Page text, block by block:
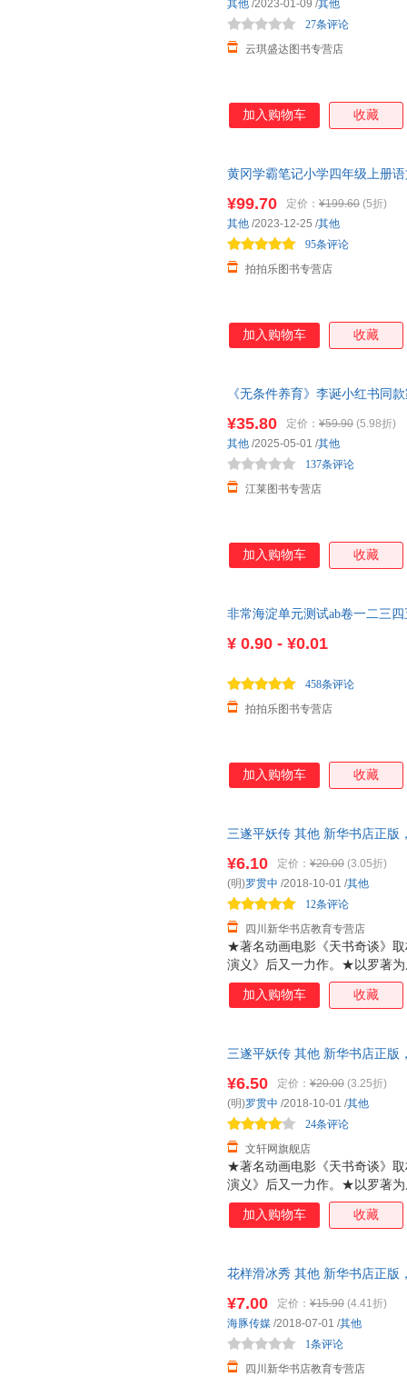
云琪盛达图书专营店
27条评论
其他 /2023-01-09 /其他
加入购物车 收藏
黄冈学霸笔记小学四年级上册
¥99.70 定价： ¥199.60 (5折)
拍拍乐图书专营店
95条评论
其他 /2023-12-25 /其他
加入购物车 收藏
《无条件养育》李诞小红书同
¥35.80 定价： ¥59.90 (5.98折)
江莱图书专营店
137条评论
其他 /2025-05-01 /其他
加入购物车 收藏
非常海淀单元测试ab卷一二三
¥ 0.90 - ¥0.01
拍拍乐图书专营店
458条评论
加入购物车 收藏
三遂平妖传 其他 新华书店正版
★著名动画电影《天书奇谈》
演义》后又一力作。★以罗著
怪人物似希腊神话诸神，其七
别开生面。
¥6.10 定价： ¥20.00 (3.05折)
四川新华书店教育专营店
12条评论
(明)罗贯中 /2018-10-01 /其他
加入购物车 收藏
三遂平妖传 其他 新华书店正版
★著名动画电影《天书奇谈》
演义》后又一力作。★以罗著
怪人物似希腊神话诸神，其七
别开生面。
¥6.50 定价： ¥20.00 (3.25折)
文轩网旗舰店
24条评论
(明)罗贯中 /2018-10-01 /其他
加入购物车 收藏
花样滑冰秀 其他 新华书店正版
¥7.00 定价： ¥15.90 (4.41折)
四川新华书店教育专营店
1条评论
海豚传媒 /2018-07-01 /其他